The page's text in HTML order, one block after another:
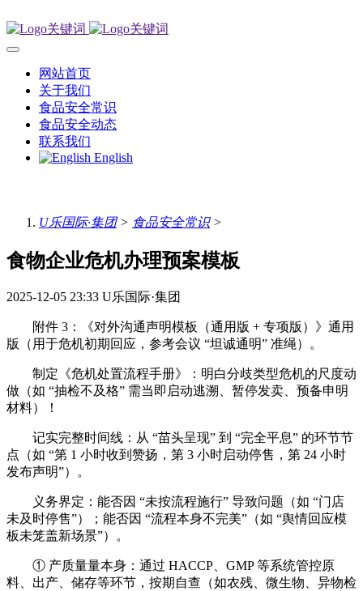
网站首页
关于我们
食品安全常识
食品安全动态
联系我们
English
U乐国际·集团> 食品安全常识>
食物企业危机办理预案模板
2025-12-05 23:33 U乐国际·集团
附件 3：《对外沟通声明模板（通用版 + 专项版）》通用
版（用于危机初期回应，参考会议 “坦诚通明” 准绳）。
制定《危机处置流程手册》：明白分歧类型危机的尺度动
做（如 “抽检不及格” 需当即启动逃溯、暂停发卖、预备申明
材料）！
记实完整时间线：从 “苗头呈现” 到 “完全平息” 的环节节
点（如 “第 1 小时收到赞扬，第 3 小时启动停售，第 24 小时
发布声明”）。
义务界定：能否因 “未按流程施行” 导致问题（如 “门店
未及时停售”）；能否因 “流程本身不完美”（如 “舆情回应模
板未笼盖新场景”）。
① 产质量量本身：通过 HACCP、GMP 等系统管控原
料、出产、储存等环节，按期自查（如农残、微生物、异物检